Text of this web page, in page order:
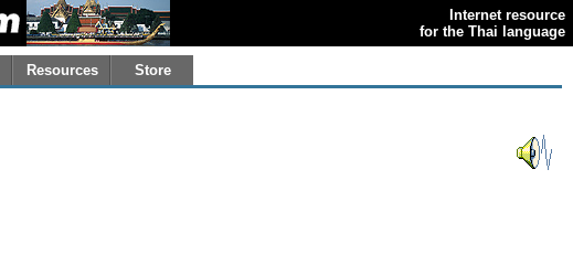
Internet resource
for the Thai language
Resources Store